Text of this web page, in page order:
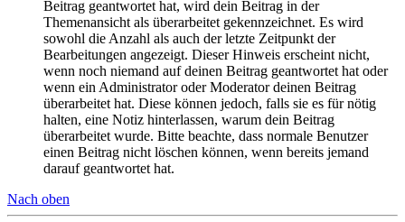
Beitrag geantwortet hat, wird dein Beitrag in der
Themenansicht als überarbeitet gekennzeichnet. Es wird
sowohl die Anzahl als auch der letzte Zeitpunkt der
Bearbeitungen angezeigt. Dieser Hinweis erscheint nicht,
wenn noch niemand auf deinen Beitrag geantwortet hat oder
wenn ein Administrator oder Moderator deinen Beitrag
überarbeitet hat. Diese können jedoch, falls sie es für nötig
halten, eine Notiz hinterlassen, warum dein Beitrag
überarbeitet wurde. Bitte beachte, dass normale Benutzer
einen Beitrag nicht löschen können, wenn bereits jemand
darauf geantwortet hat.
Nach oben